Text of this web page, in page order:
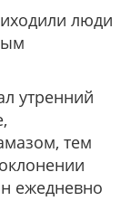
люди
утренний
тем
ежедневно